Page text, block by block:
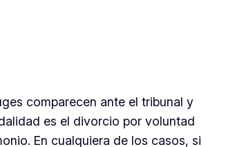
comparecen ante el tribunal y
es el divorcio por voluntad
En cualquiera de los casos, si